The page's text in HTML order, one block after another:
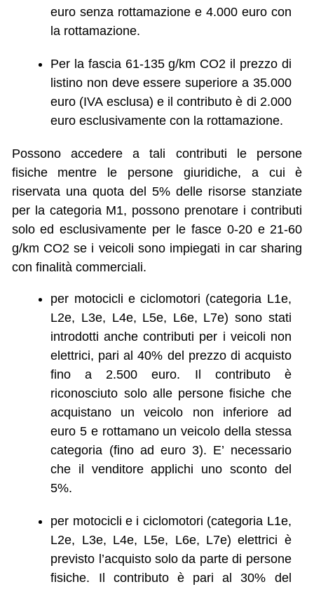
euro senza rottamazione e 4.000 euro con
la rottamazione.
Per la fascia 61-135 g/km CO2 il prezzo di
listino non deve essere superiore a 35.000
euro (IVA esclusa) e il contributo è di 2.000
euro esclusivamente con la rottamazione.
Possono accedere a tali contributi le persone
fisiche mentre le persone giuridiche, a cui è
riservata una quota del 5% delle risorse stanziate
per la categoria M1, possono prenotare i contributi
solo ed esclusivamente per le fasce 0-20 e 21-60
g/km CO2 se i veicoli sono impiegati in car sharing
con finalità commerciali.
per motocicli e ciclomotori (categoria L1e,
L2e, L3e, L4e, L5e, L6e, L7e) sono stati
introdotti anche contributi per i veicoli non
elettrici, pari al 40% del prezzo di acquisto
fino a 2.500 euro. Il contributo è
riconosciuto solo alle persone fisiche che
acquistano un veicolo non inferiore ad
euro 5 e rottamano un veicolo della stessa
categoria (fino ad euro 3). E’ necessario
che il venditore applichi uno sconto del
5%.
per motocicli e i ciclomotori (categoria L1e,
L2e, L3e, L4e, L5e, L6e, L7e) elettrici è
previsto l’acquisto solo da parte di persone
fisiche. Il contributo è pari al 30% del